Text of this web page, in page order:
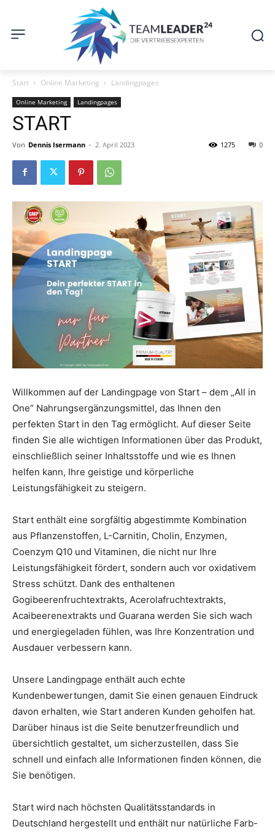
Start Online Marketing Landingpages
Online Marketing Landingpages
START
Von Dennis Isermann - 2. April 2023 0
1275
Willkommen auf der Landingpage von Start – dem „All in
One“ Nahrungsergänzungsmittel, das Ihnen den
perfekten Start in den Tag ermöglicht. Auf dieser Seite
finden Sie alle wichtigen Informationen über das Produkt,
einschließlich seiner Inhaltsstoffe und wie es Ihnen
helfen kann, Ihre geistige und körperliche
Leistungsfähigkeit zu steigern.
Start enthält eine sorgfältig abgestimmte Kombination
aus Pflanzenstoffen, L-Carnitin, Cholin, Enzymen,
Coenzym Q10 und Vitaminen, die nicht nur Ihre
Leistungsfähigkeit fördert, sondern auch vor oxidativem
Stress schützt. Dank des enthaltenen
Gogibeerenfruchtextrakts, Acerolafruchtextrakts,
Acaibeerenextrakts und Guarana werden Sie sich wach
und energiegeladen fühlen, was Ihre Konzentration und
Ausdauer verbessern kann.
Unsere Landingpage enthält auch echte
Kundenbewertungen, damit Sie einen genauen Eindruck
davon erhalten, wie Start anderen Kunden geholfen hat.
Darüber hinaus ist die Seite benutzerfreundlich und
übersichtlich gestaltet, um sicherzustellen, dass Sie
schnell und einfach alle Informationen finden können, die
Sie benötigen.
Start wird nach höchsten Qualitätsstandards in
Deutschland hergestellt und enthält nur natürliche Farb-